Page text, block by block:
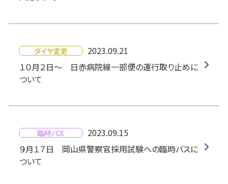
ダイヤ変更
2023.09.21
１０月２日～ 日赤病院線一部便の運行取り止めに
ついて
臨時バス
2023.09.15
９月１７日 岡山県警察官採用試験への臨時バスに
ついて